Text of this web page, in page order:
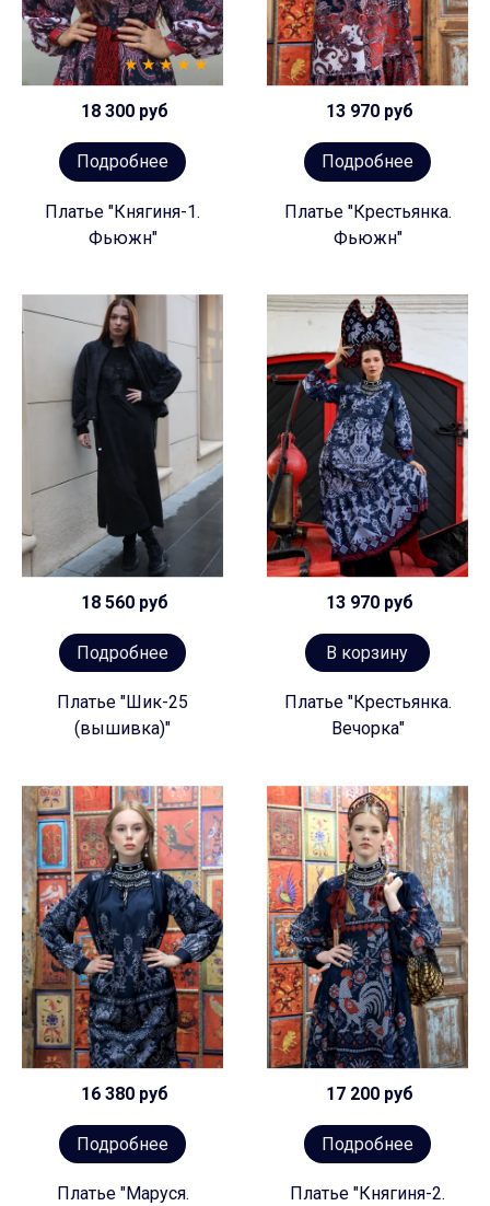
18 300 руб
Подробнее
Платье "Княгиня-1.
Фьюжн"
13 970 руб
Подробнее
Платье "Крестьянка.
Фьюжн"
18 560 руб
Подробнее
Платье "Шик-25
(вышивка)"
13 970 руб
В корзину
Платье "Крестьянка.
Вечорка"
16 380 руб
Подробнее
Платье "Маруся.
17 200 руб
Подробнее
Платье "Княгиня-2.